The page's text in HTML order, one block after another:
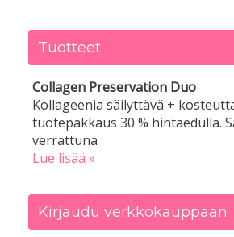
Tuotteet
Collagen Preservation Duo
Kollageenia säilyttävä +
tuotepakkaus 30 % hintaedulla.
verrattuna
Lue lisää »
Kirjaudu verkkokauppaan